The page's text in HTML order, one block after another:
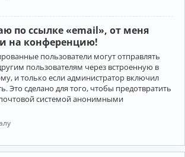
по ссылке «email», от меня
на конференцию!
пользователи могут отправлять
пользователям через встроенную в
и только если администратор включил
Это сделано для того, чтобы предотвратить
системой анонимными